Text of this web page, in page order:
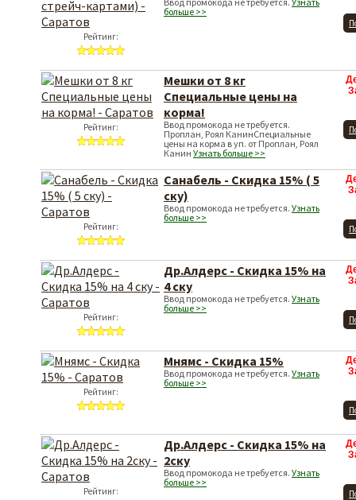
Рейтинг:
больше >>
Рейтинг:
Мешки от 8 кг
Специальные цены на
корма!
Ввод промокода не требуется.
Проплан, Роял КанинСпециальные
цены на корма в уп. от Проплан, Роял
Канин Узнать больше >>
Рейтинг:
Санабель - Скидка 15% ( 5
ску)
Ввод промокода не требуется. Узнать
больше >>
Рейтинг:
Др.Алдерс - Скидка 15% на
4 ску
Ввод промокода не требуется. Узнать
больше >>
Рейтинг:
Мнямс - Скидка 15%
Ввод промокода не требуется. Узнать
больше >>
Рейтинг:
Др.Алдерс - Скидка 15% на
2ску
Ввод промокода не требуется. Узнать
больше >>